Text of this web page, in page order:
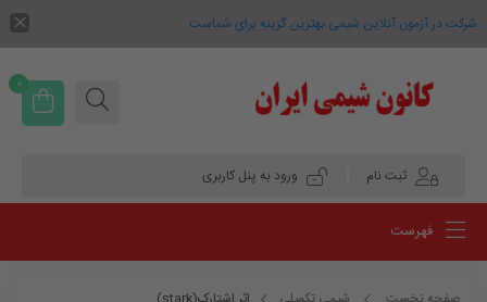
شرکت در آزمون آنلاین شیمی بهترین گزینه برای شماست .
ثبت نام ورود به پنل کاربری
0
فهرست